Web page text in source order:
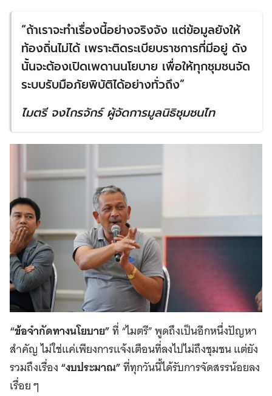
“ถ้าเราจะทำเรื่องนี้อย่างจริงจัง แต่ข้อมูลยังให้
ท้องถิ่นไม่ได้ เพราะติดระเบียบราชการที่มีอยู่ ดัง
นั้นจะต้องเปิดเพดานนโยบาย เพื่อให้ทุกชุมชนจัด
ระบบรับมือภัยพิบัติได้อย่างทั่วถึง”
ไมตรี จงไกรจักร์ ผู้จัดการมูลนิธิชุมชนไท
“ข้อจำกัดทางนโยบาย”ที่ “ไมตรี” พูดถึงเป็นอีกหนึ่งปัญหา
สำคัญ ไม่ใช่แค่เพียงการแจ้งเตือนที่ลงไปไม่ถึงชุมชน แต่ยัง
รวมถึงเรื่อง“งบประมาณ”ที่ทุกวันนี้ได้รับการจัดสรรน้อยลง
เรื่อย ๆ